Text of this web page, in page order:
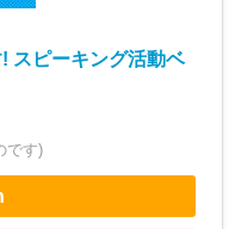
スピーキング活動ベ
です)